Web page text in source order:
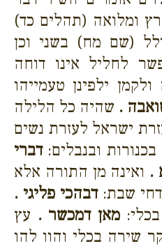
ומלואה (תהלים כד)
(שם מח) בשני וכן
לחליל אינו דוחה
ילפינן טעמייהו
. שהיה כל הלילה
ישראל לעזרת נשים
ובנבלים:דברי
. ואינה מן התורה אלא
שבת:דבהכי פליגי .
מאן דמכשר . עץ
שירה בכלי והוו להו